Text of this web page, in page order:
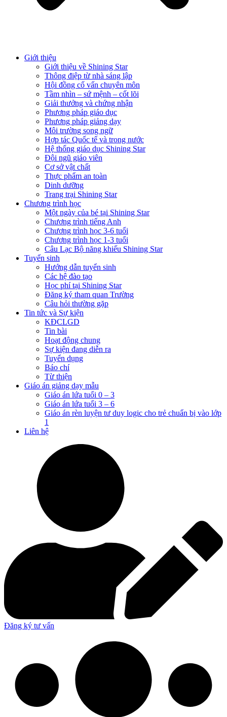
Giới thiệu
Giới thiệu về Shining Star
Thông điệp từ nhà sáng lập
Hội đồng cố vấn chuyên môn
Tầm nhìn – sứ mệnh – cốt lõi
Giải thưởng và chứng nhận
Phương pháp giáo dục
Phương pháp giảng dạy
Môi trường song ngữ
Hợp tác Quốc tế và trong nước
Hệ thống giáo dục Shining Star
Đội ngũ giáo viên
Cơ sở vật chất
Thực phẩm an toàn
Dinh dưỡng
Trang trại Shining Star
Chương trình học
Một ngày của bé tại Shining Star
Chương trình tiếng Anh
Chương trình học 3-6 tuổi
Chương trình học 1-3 tuổi
Câu Lạc Bộ năng khiếu Shining Star
Tuyển sinh
Hướng dẫn tuyển sinh
Các hệ đào tạo
Học phí tại Shining Star
Đăng ký tham quan Trường
Câu hỏi thường gặp
Tin tức và Sự kiện
KĐCLGD
Tin bài
Hoạt động chung
Sự kiện đang diễn ra
Tuyển dụng
Báo chí
Từ thiện
Giáo án giảng dạy mẫu
Giáo án lứa tuổi 0 – 3
Giáo án lứa tuổi 3 – 6
Giáo án rèn luyện tư duy logic cho trẻ chuẩn bị vào lớp
1
Liên hệ
Đăng ký tư vấn